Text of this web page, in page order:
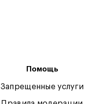
Помощь
Запрещенные услуги